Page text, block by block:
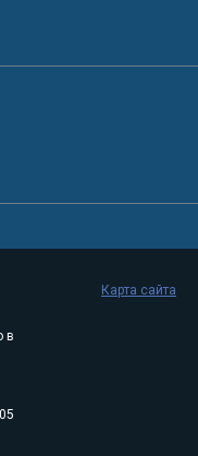
в
Карта сайта